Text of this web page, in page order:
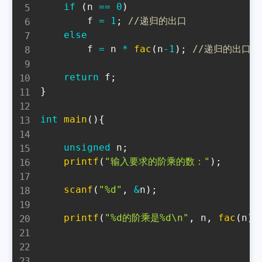
if
( n == 0 )
        f
= 1 ;
//递归的出口
else
        f
= n * fac ( n- 1 ) ; //递归的出口
return f ;
}
int main ( ) {
unsigned n ;
printf ( "输入要求的阶乘的数：" ) ;
scanf ( "%d" , &n ) ;
printf ( "%d的阶乘是%d\n" , n , fac ( n )